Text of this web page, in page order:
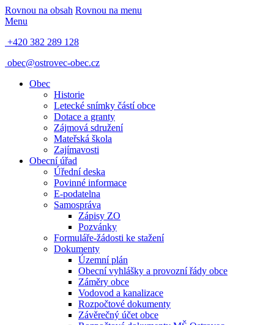
Rovnou na obsah Rovnou na menu
Menu
+420 382 289 128
obec@ostrovec-obec.cz
Obec
Historie
Letecké snímky částí obce
Dotace a granty
Zájmová sdružení
Mateřská škola
Zajímavosti
Obecní úřad
Úřední deska
Povinné informace
E-podatelna
Samospráva
Zápisy ZO
Pozvánky
Formuláře-žádosti ke stažení
Dokumenty
Územní plán
Obecní vyhlášky a provozní řády obce
Záměry obce
Vodovod a kanalizace
Rozpočtové dokumenty
Závěrečný účet obce